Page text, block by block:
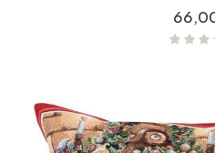
Cena